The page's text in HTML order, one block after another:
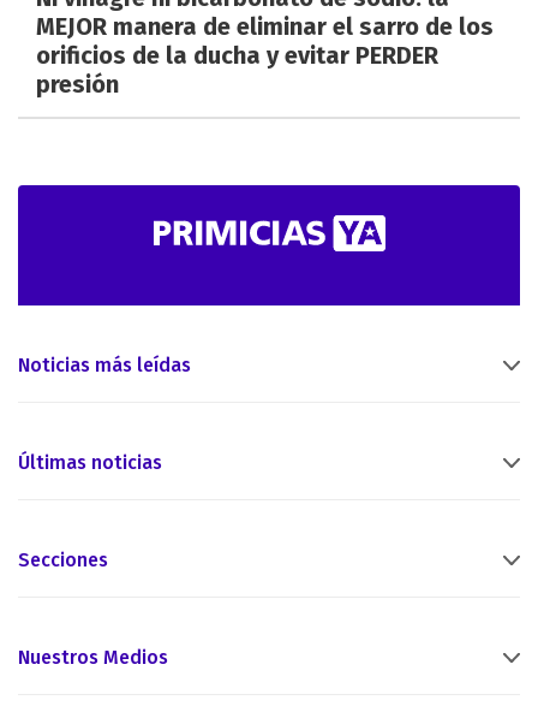
MEJOR manera de eliminar el sarro de los
orificios de la ducha y evitar PERDER
presión
Noticias más leídas
Últimas noticias
Secciones
Nuestros Medios